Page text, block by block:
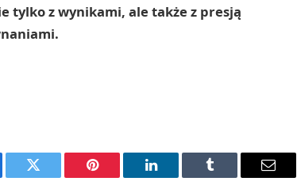
tylko z wynikami, ale także z presją
Twitter Pinterest LinkedIn Tumblr Email